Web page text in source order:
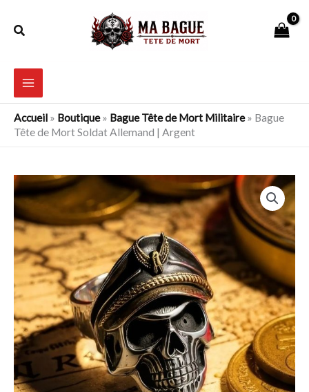
Rechercher
Accueil » Boutique» Bague Tête de Mort Militaire» Bague
Tête de Mort Soldat Allemand | Argent
quantité
de
Bague
de
Mort
Soldat
Allemand
|
Argent